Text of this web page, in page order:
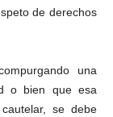
de derechos
una
o bien que esa
se debe